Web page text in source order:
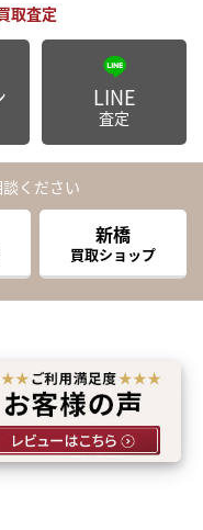
LINE
査定
ください
新橋
買取ショップ